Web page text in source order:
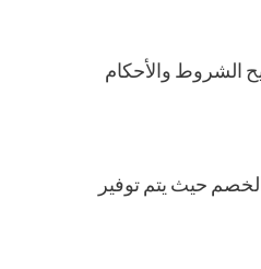
الشروط والأحكام
حيث يتم توفير